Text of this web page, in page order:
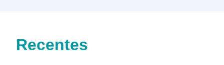
Recentes